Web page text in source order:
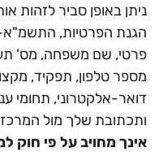
ניתן באופן סביר לזהות
פרטי, שם משפחה, מס'
מספר טלפון, תפקיד,
דואר-אלקטרוני, תחומי
ותכתובת שלך מול המרכז,
אינך מחויב על פי חוק